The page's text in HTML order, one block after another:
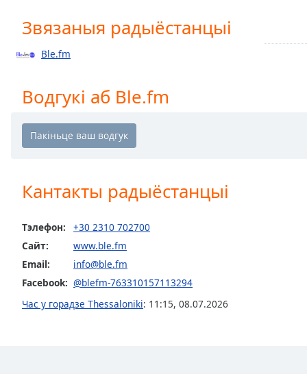
Playback
Chapters
Descriptions
descriptions
subtitles
settings
opens
subtitles
dialog
Звязаныя радыёстанцыі
Ble.fm
Водгукі аб Ble.fm
Кантакты радыёстанцыі
Тэлефон:
+30 2310 702700
Сайт:
www.ble.fm
Email:
info@ble.fm
Facebook: @blefm-763310157113294
Час у горадзе Thessaloniki: 11:15, 08.07.2026